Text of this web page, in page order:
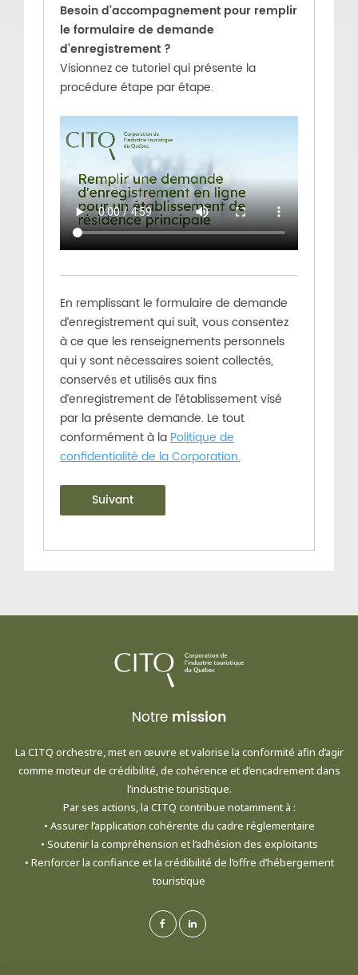
Besoin d’accompagnement pour remplir
le formulaire de demande
d’enregistrement ?
Visionnez ce tutoriel qui présente la
procédure étape par étape.
En remplissant le formulaire de demande
d’enregistrement qui suit, vous consentez
à ce que les renseignements personnels
qui y sont nécessaires soient collectés,
conservés et utilisés aux fins
d’enregistrement de l’établissement visé
par la présente demande. Le tout
conformément à laPolitique de
confidentialité de la Corporation.
Notre mission
La CITQ orchestre, met en œuvre et valorise la conformité afin d’agir
comme moteur de crédibilité, de cohérence et d’encadrement dans
l’industrie touristique.
Par ses actions, la CITQ contribue notamment à :
• Assurer l’application cohérente du cadre réglementaire
• Soutenir la compréhension et l’adhésion des exploitants
• Renforcer la confiance et la crédibilité de l’offre d’hébergement
touristique